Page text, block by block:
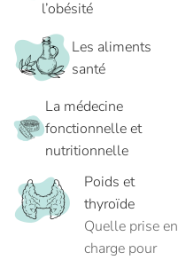
l’obésité
Les aliments
santé
La médecine
fonctionnelle et
nutritionnelle
Poids et
thyroïde
Quelle prise en
charge pour